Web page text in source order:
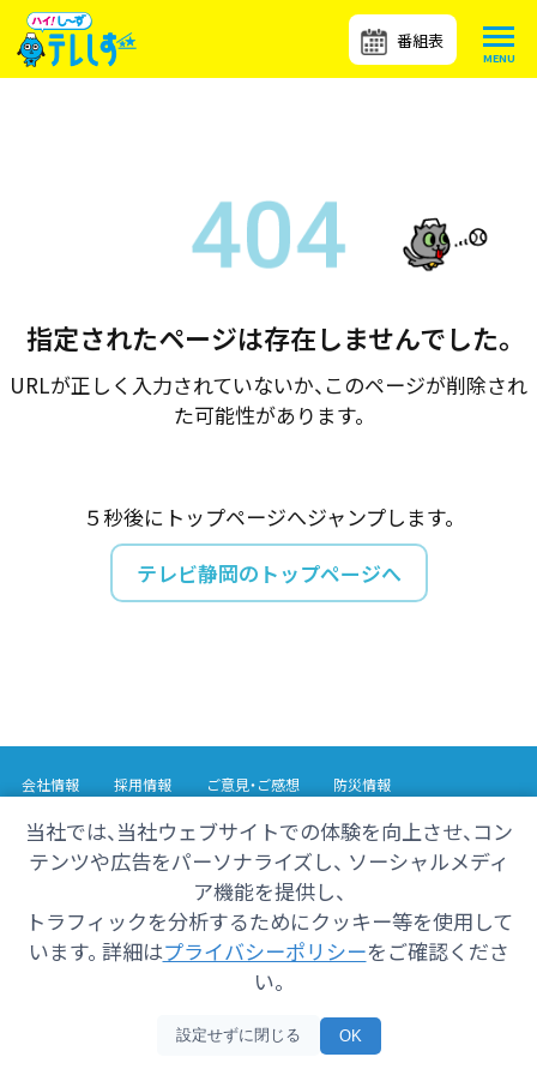
番組表
当社では、当社ウェブサイトでの体験を向上させ、コン
テンツや広告をパーソナライズし、 ソーシャルメディ
ア機能を提供し、
トラフィックを分析するためにクッキー等を使用して
います。 詳細はプライバシーポリシーをご確認くださ
い。
設定せずに閉じる OK
指定されたページは存在しませんでした。
URLが正しく入力されていないか、このページが削除され
た可能性があります。
５秒後にトップページへジャンプします。
テレビ静岡のトップページへ
会社情報 採用情報 ご意見・ご感想
防災情報
Copyright© 2025 SHIZUOKA TELECASTING Co.,Ltd.
All Rights Reserved.